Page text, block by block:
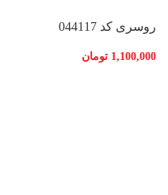
روسری کد 044117
1,100,000 تومان